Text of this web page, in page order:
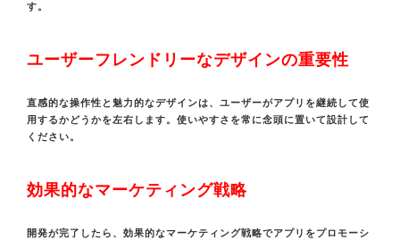
す。
ユーザーフレンドリーなデザインの重要性
直感的な操作性と魅力的なデザインは、ユーザーがアプリを継続して使
用するかどうかを左右します。使いやすさを常に念頭に置いて設計して
ください。
効果的なマーケティング戦略
開発が完了したら、効果的なマーケティング戦略でアプリをプロモーシ